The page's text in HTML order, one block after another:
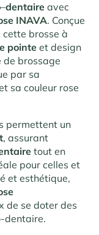
–dentaire avec
INAVA. Conçue
brosse à
pointeet design
de brossage
par sa
sa couleur rose
permettent un
, assurant
tout en
pour celles et
et esthétique,
de se doter des
dentaire.